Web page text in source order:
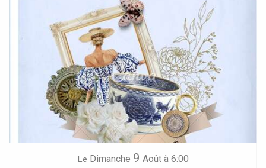
Le Dimanche 9 Août à 6:00